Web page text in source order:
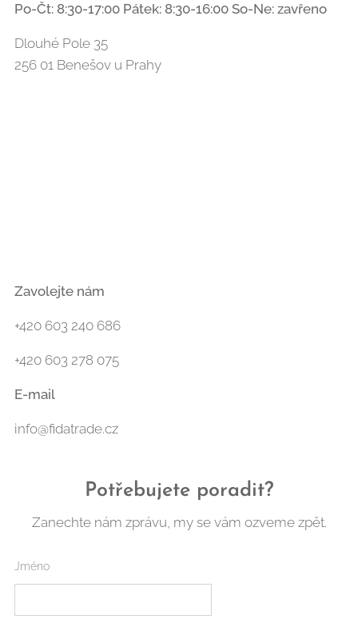
Po-Čt: 8:30-17:00 Pátek: 8:30-16:00 So-Ne: zavřeno
Dlouhé Pole 35
256 01 Benešov u Prahy
Zavolejte nám
+420 603 240 686
+420 603 278 075
E-mail
info@fidatrade.cz
Potřebujete poradit?
Zanechte nám zprávu, my se vám ozveme zpět.
Jméno